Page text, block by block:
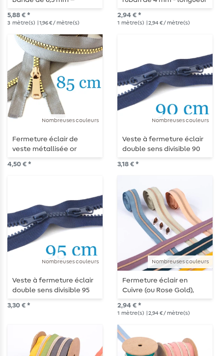
longueur 3 m – métallisée
5,88 € *
3 mètre(s) | 1,96 € / mètre(s)
1 m - métallisée
2,94 € *
1 mètre(s) | 2,94 € / mètre(s)
Nombreuses couleurs
Fermeture éclair de
veste métallisée or
divisible 85 cm
4,50 € *
Nombreuses couleurs
Veste à fermeture éclair
double sens divisible 90
cm
3,18 € *
Nombreuses couleurs
Veste à fermeture éclair
double sens divisible 95
cm
3,30 € *
Nombreuses couleurs
Fermeture éclair en
Cuivre (ou Rose Gold),
largeur 4 mm - longueur 1
m - métallisée
2,94 € *
1 mètre(s) | 2,94 € / mètre(s)